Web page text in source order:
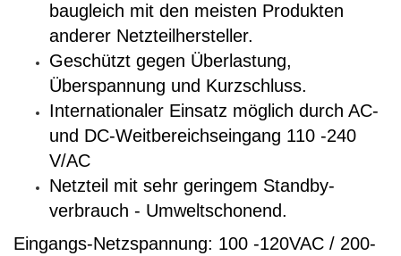
baugleich mit den meisten Produkten
anderer Netzteilhersteller.
Geschützt gegen Überlastung,
Überspannung und Kurzschluss.
Internationaler Einsatz möglich durch AC-
und DC-Weitbereichseingang 110 -240
V/AC
Netzteil mit sehr geringem Standby-
verbrauch - Umweltschonend.
Eingangs-Netzspannung: 100 -120VAC / 200-